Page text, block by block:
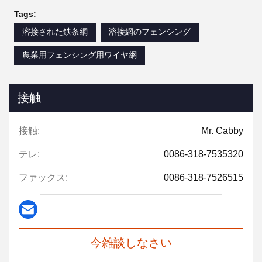
Tags:
溶接された鉄条網
溶接網のフェンシング
農業用フェンシング用ワイヤ網
接触
接触: Mr. Cabby
テレ: 0086-318-7535320
ファックス: 0086-318-7526515
今雑談しなさい